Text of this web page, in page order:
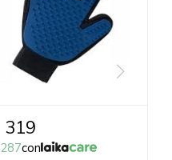
319
287con